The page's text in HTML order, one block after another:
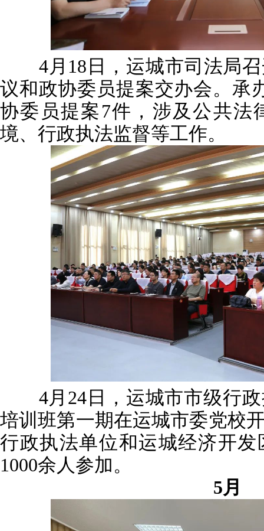
4月18日，运城市司法局召
议和政协委员提案交办会。承
协委员提案7件，涉及公共法
境、行政执法监督等工作。
4月24日，运城市市级行政
培训班第一期在运城市委党校
行政执法单位和运城经济开
1000余人参加。
5月